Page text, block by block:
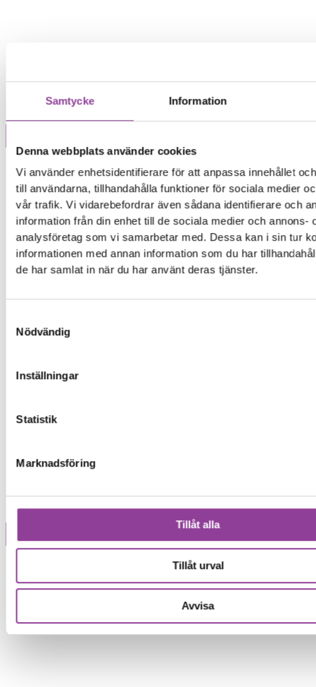
Samtycke Information
Denna webbplats använder cookies
Vi använder enhetsidentifierare för att anpassa innehållet
till användarna, tillhandahålla funktioner för sociala medier
vår trafik. Vi vidarebefordrar även sådana identifierare och
information från din enhet till de sociala medier och annons-
analysföretag som vi samarbetar med. Dessa kan i sin tur
informationen med annan information som du har
de har samlat in när du har använt deras tjänster.
Nödvändig
Inställningar
Statistik
Marknadsföring
Tillåt alla
Tillåt urval
Avvisa
Märke
Modell